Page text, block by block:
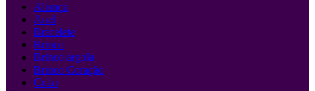
Aliança
Anel
Bracelete
Brinco
Brinco argola
Brinco Coração
Colar